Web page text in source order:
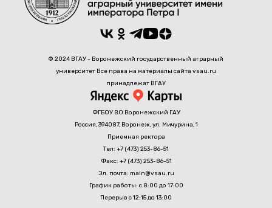
© 2024 ВГАУ - Воронежский государственный аграрный
университет Все права на материалы сайта vsau.ru
принадлежат ВГАУ
ФГБОУ ВО Воронежский ГАУ
Россия, 394087, Воронеж, ул. Мичурина, 1
Приемная ректора
Тел: +7 (473) 253-86-51
Факс: +7 (473) 253-86-51
Эл. почта: main@vsau.ru
График работы: с 8:00 до 17:00
Перерыв с 12:15 до 13:00